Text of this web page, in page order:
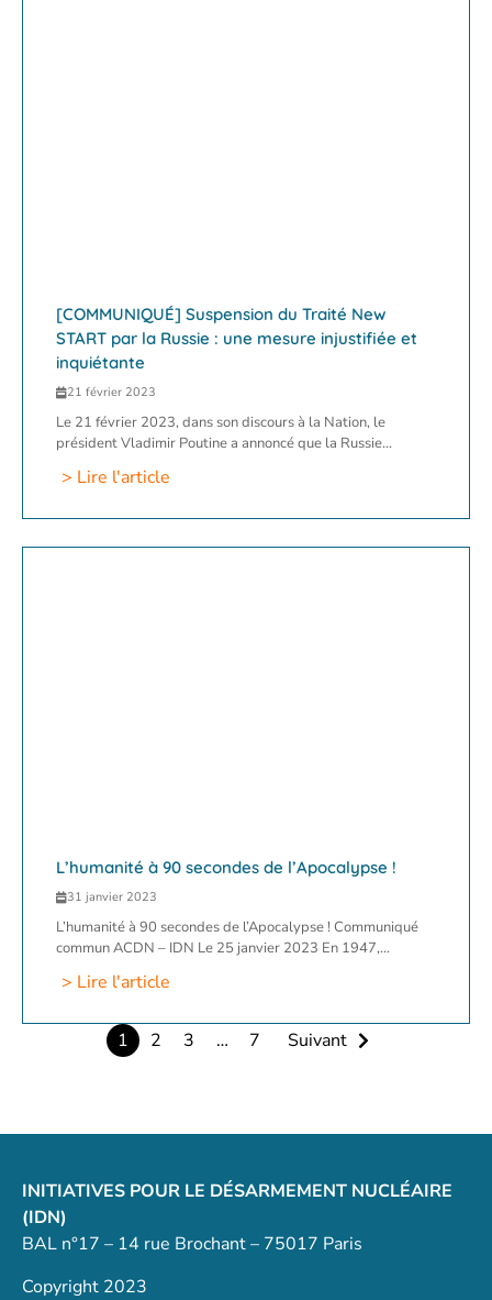
[COMMUNIQUÉ] Suspension du Traité New
START par la Russie : une mesure injustifiée et
inquiétante
21 février 2023
Le 21 février 2023, dans son discours à la Nation, le
président Vladimir Poutine a annoncé que la Russie...
> Lire l'article
L’humanité à 90 secondes de l’Apocalypse !
31 janvier 2023
L’humanité à 90 secondes de l’Apocalypse ! Communiqué
commun ACDN – IDN Le 25 janvier 2023 En 1947,...
> Lire l'article
1 2 3 … 7 Suivant
INITIATIVES POUR LE DÉSARMEMENT NUCLÉAIRE
(IDN)
BAL n°17 – 14 rue Brochant – 75017 Paris
Copyright 2023